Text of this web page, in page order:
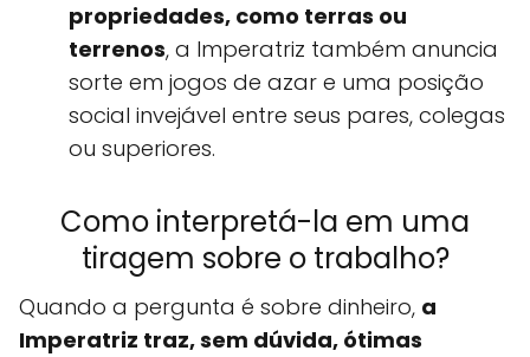
propriedades, como terras ou
terrenos, a Imperatriz também anuncia
sorte em jogos de azar e uma posição
social invejável entre seus pares, colegas
ou superiores.
Como interpretá-la em uma
tiragem sobre o trabalho?
Quando a pergunta é sobre dinheiro, a
Imperatriz traz, sem dúvida, ótimas